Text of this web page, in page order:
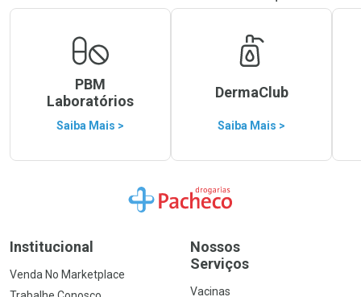
PBM
Laboratórios
Saiba Mais >
DermaClub
Saiba Mais >
Ir para a Home
Institucional
Venda No Marketplace
Nossos
Serviços
Vacinas